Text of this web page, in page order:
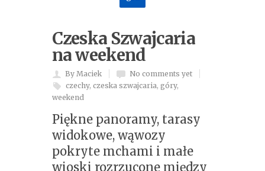
Czeska Szwajcaria
na weekend
By Maciek
No comments yet
czechy, czeska szwajcaria, góry,
weekend
Piękne panoramy, tarasy
widokowe, wąwozy
pokryte mchami i małe
wioski rozrzucone między